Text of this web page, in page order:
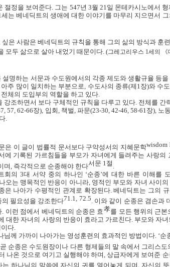
절정을 보여준다 그는 547년 3월 21 일 몬테카시노에서
세는 베네딕트의 생애에 대한 이야기를 마무리 지으면서
싶은 사람은 베네딕트의 규칙을 통해 그의 삶의 방식과 훈
모두 삶으로 살아 내었기 때문이다 (그레고리우스 1세의 《
설명하는 서문과 수도원에서의 각종 제도와 생활규율 등을
주 많이 일치하는 부분으로 수도사의 종류(제 1 장)와 수
체의 도입부의 역할을 하고 있다
강조하면서 보다 구체적인 규칙을 다루고 있다 전체를 간
57, 62-66장), 입회 책벌 파문(23-30, 42-46, 58-61 장), 노
은 이 글이 법률적 문서보다 구약성서의 지혜문학wisdom
에 기록된 가르침들을 부모가 자녀에게 들려주는 사랑의
며 즉각적으로 순종해야 한다서문 1절
회의 3대 서약 중의 하나인 ‘순종’에 대한 바른 이해를
오는 맹목적인 반응이 아니라, 영적인 부모와 자녀 사이
은 나아가 수평적인 관계로 확장된다.베네딕트는 그의
필요성을 강조한다71.1, 72.5 이와 같이 순종은 겸손과
. 이런 점에서 베네딕트의 순종은 효孝를 모든 행위의 근
대한 자녀의 사랑의 반응이 효라고 가르친다. 부모와 자
다.
님께 가까이 나아가는 영성훈련의 효과적인 방법이다. ‘순
곧 순종은 수도원장이나 다른 형제들의 말 속에서 그리스
나온 것으로 여기고 실행해야 하며 ,상급자에게 보여준
하나님의 말씀에 자신의 귀를 열어놓게 되며, 자신의